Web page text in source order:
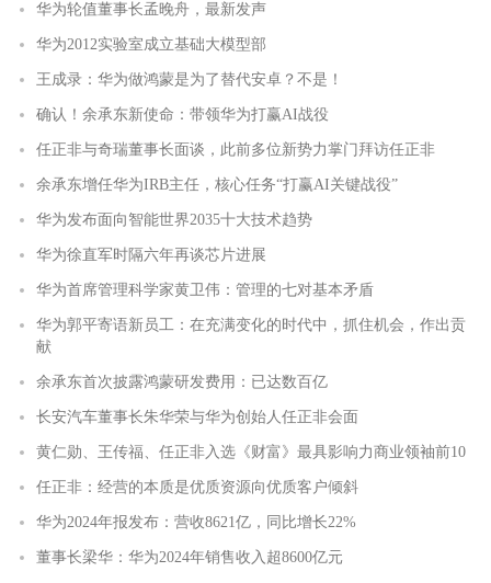
华为轮值董事长孟晚舟，最新发声
华为2012实验室成立基础大模型部
王成录：华为做鸿蒙是为了替代安卓？不是！
确认！余承东新使命：带领华为打赢AI战役
任正非与奇瑞董事长面谈，此前多位新势力掌门拜访任正非
余承东增任华为IRB主任，核心任务“打赢AI关键战役”
华为发布面向智能世界2035十大技术趋势
华为徐直军时隔六年再谈芯片进展
华为首席管理科学家黄卫伟：管理的七对基本矛盾
华为郭平寄语新员工：在充满变化的时代中，抓住机会，作出贡
献
余承东首次披露鸿蒙研发费用：已达数百亿
长安汽车董事长朱华荣与华为创始人任正非会面
黄仁勋、王传福、任正非入选《财富》最具影响力商业领袖前10
任正非：经营的本质是优质资源向优质客户倾斜
华为2024年报发布：营收8621亿，同比增长22%
董事长梁华：华为2024年销售收入超8600亿元